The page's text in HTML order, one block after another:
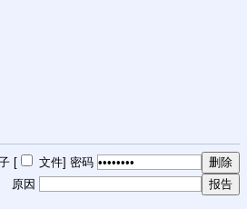
[ 文件] 密码
原因